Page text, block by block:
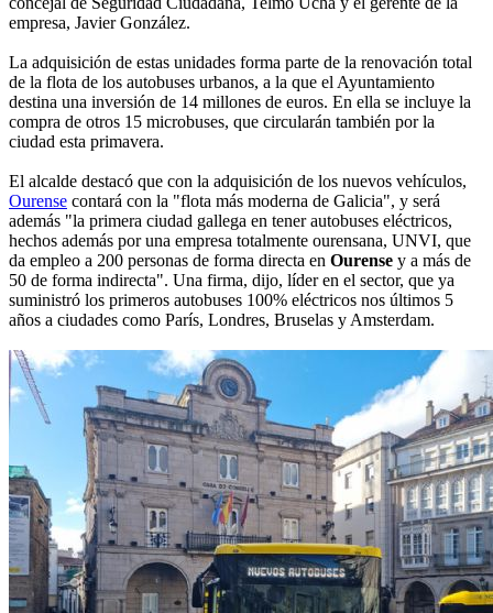
empresa, Javier González.
La adquisición de estas unidades forma parte de la renovación total
de la flota de los autobuses urbanos, a la que el Ayuntamiento
destina una inversión de 14 millones de euros. En ella se incluye la
compra de otros 15 microbuses, que circularán también por la
ciudad esta primavera.
El alcalde destacó que con la adquisición de los nuevos vehículos,
Ourense contará con la "flota más moderna de Galicia", y será
además "la primera ciudad gallega en tener autobuses eléctricos,
hechos además por una empresa totalmente ourensana, UNVI, que
da empleo a 200 personas de forma directa en Ourense y a más de
50 de forma indirecta". Una firma, dijo, líder en el sector, que ya
suministró los primeros autobuses 100% eléctricos nos últimos 5
años a ciudades como París, Londres, Bruselas y Amsterdam.